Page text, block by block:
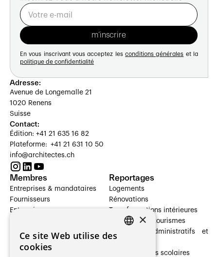
En vous inscrivant vous acceptez les conditions générales et la
politique de confidentialité
Adresse:
Avenue de Longemalle 21
1020 Renens
Suisse
Contact:
Édition: +41 21 635 16 82
Plateforme: +41 21 631 10 50
info@architectes.ch
Membres
Entreprises & mandataires
Fournisseurs
Entreprises
Architectes paysagistes
Architectes d'intérieur
Reportages
Logements
Rénovations
Transformations intérieures
Hôtelleries et tourismes
Bâtiments administratifs et
Établissements scolaires
×
Ce site Web utilise des
cookies